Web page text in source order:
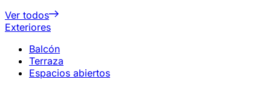
Ver todos
Exteriores
Balcón
Terraza
Espacios abiertos